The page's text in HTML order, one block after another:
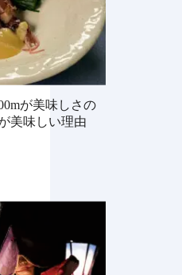
が美味しさの
美味しい理由